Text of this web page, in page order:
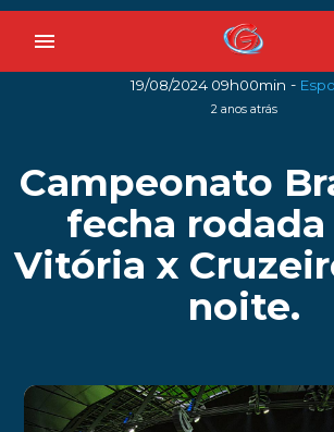
menu
19/08/2024 09h00min -
2 anos atrás
Campeonato
fecha
Vitória x
noite.